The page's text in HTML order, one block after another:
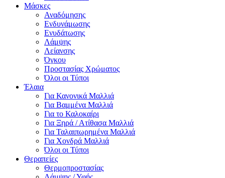
Μάσκες
Αναδόμησης
Ενδυνάμωσης
Ενυδάτωσης
Λάμψης
Λείανσης
Όγκου
Προστασίας Χρώματος
Όλοι οι Τύποι
Έλαια
Για Κανονικά Μαλλιά
Για Βαμμένα Μαλλιά
Για το Καλοκαίρι
Για Ξηρά / Ατίθασα Μαλλιά
Για Ταλαιπωρημένα Μαλλιά
Για Χονδρά Μαλλιά
Όλοι οι Τύποι
Θεραπείες
Θερμοπροστασίας